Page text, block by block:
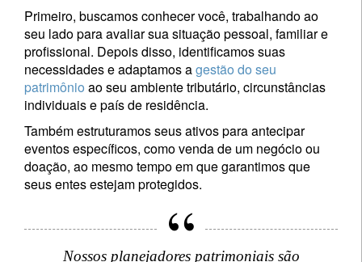
Primeiro, buscamos conhecer você, trabalhando ao
seu lado para avaliar sua situação pessoal, familiar e
profissional. Depois disso, identificamos suas
necessidades e adaptamos agestão do seu
patrimônio ao seu ambiente tributário, circunstâncias
individuais e país de residência.
Também estruturamos seus ativos para antecipar
eventos específicos, como venda de um negócio ou
doação, ao mesmo tempo em que garantimos que
seus entes estejam protegidos.
Nossos planejadores patrimoniais são